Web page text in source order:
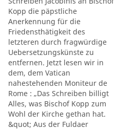
Kopp die päpstliche
Anerkennung für die
Friedensthätigkeit des
letzteren durch fragwürdige
Uebersetzungskünste zu
entfernen. Jetzt lesen wir in
dem, dem Vatican
nahestehenden Moniteur de
Rome : „Das Schreiben billigt
Alles, was Bischof Kopp zum
Wohl der Kirche gethan hat.
&quot; Aus der Fuldaer